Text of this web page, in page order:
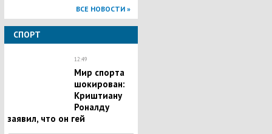
ВСЕ НОВОСТИ »
СПОРТ
12:49
Мир спорта
шокирован:
Криштиану
Роналду
заявил, что он гей